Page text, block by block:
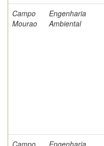
Campo
Mourao
Engenharia
Ambiental
Campo
Engenharia